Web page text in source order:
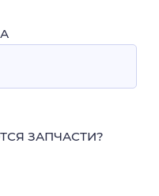
ЗАПЧАСТИ?